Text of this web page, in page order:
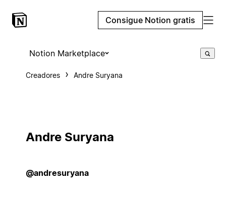
Consigue Notion gratis
Notion Marketplace
Creadores Andre Suryana
Andre Suryana
@andresuryana